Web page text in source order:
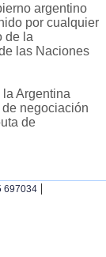
argentino
por cualquier
de la
las Naciones
Argentina
negociación
de
697034 |